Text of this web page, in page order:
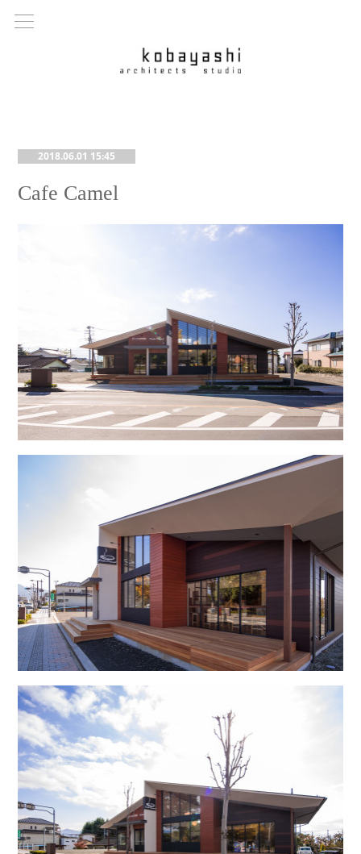
2018.06.01 15:45
Cafe Camel